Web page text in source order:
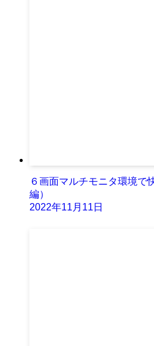
６画面マルチモニタ環境で
編）
2022年11月11日